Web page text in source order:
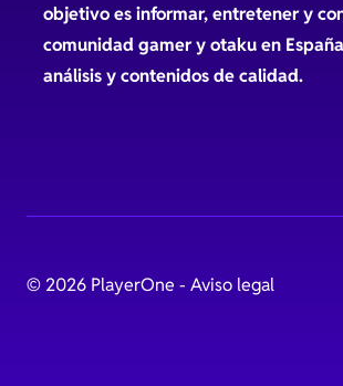
objetivo es informar, entretener y
comunidad gamer y otaku en
análisis y contenidos de calidad.
© 2026 PlayerOne - Aviso legal